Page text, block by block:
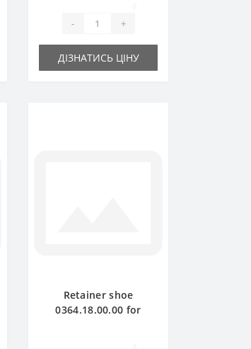
- +
ДІЗНАТИСЬ ЦІНУ
Retainer shoe
0364.18.00.00 for